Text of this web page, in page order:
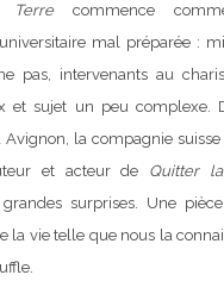
Terrecommence
mal préparée :
pas, intervenants au
et sujet un peu complexe.
Avignon, la compagnie suisse
et acteur de Quitter
surprises. Une
la vie telle que nous la